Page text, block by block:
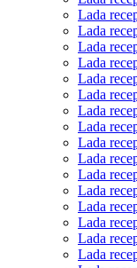
Lada
Lada
Lada
Lada
Lada
Lada
Lada
Lada
Lada
Lada
Lada
Lada
Lada
Lada
Lada
Lada